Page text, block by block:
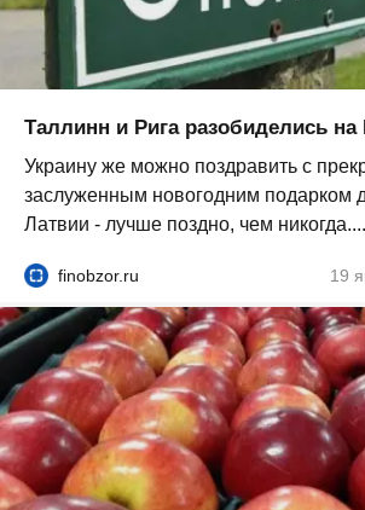
Таллинн и Рига разобиделись на
Украину же можно поздравить с
заслуженным новогодним подарком
Латвии - лучше поздно, чем никогда....
finobzor.ru 19